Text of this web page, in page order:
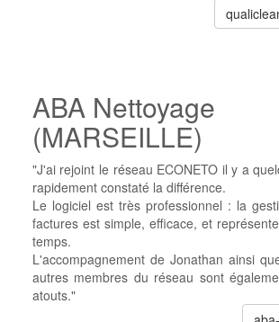
ABA Nettoyage
(MARSEILLE)
"J'ai rejoint le réseau ECONETO il y a
rapidement constaté la différence.
Le logiciel est très professionnel : la
factures est simple, efficace, et
temps.
L'accompagnement de Jonathan ainsi
autres membres du réseau sont
atouts."